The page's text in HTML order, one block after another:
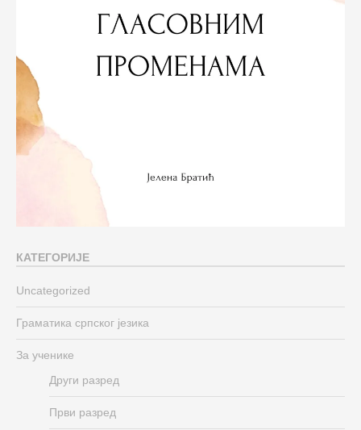
КАТЕГОРИЈЕ
Uncategorized
Граматика српског језика
За ученике
Други разред
Први разред